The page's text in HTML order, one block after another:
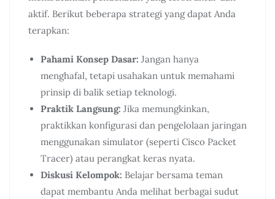
aktif. Berikut beberapa strategi yang dapat Anda
terapkan:
Pahami Konsep Dasar: Jangan hanya
menghafal, tetapi usahakan untuk memahami
prinsip di balik setiap teknologi.
Praktik Langsung: Jika memungkinkan,
praktikkan konfigurasi dan pengelolaan jaringan
menggunakan simulator (seperti Cisco Packet
Tracer) atau perangkat keras nyata.
Diskusi Kelompok: Belajar bersama teman
dapat membantu Anda melihat berbagai sudut